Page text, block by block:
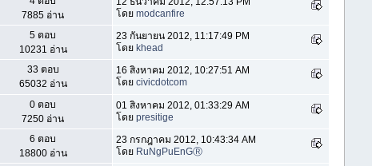
7885 อ่าน
โดย modcanfire
5 ตอบ
10231 อ่าน
23 กันยายน 2012, 11:17:49 PM
โดย khead
33 ตอบ
65032 อ่าน
16 สิงหาคม 2012, 10:27:51 AM
โดย civicdotcom
0 ตอบ
7250 อ่าน
01 สิงหาคม 2012, 01:33:29 AM
โดย presitige
6 ตอบ
18800 อ่าน
23 กรกฎาคม 2012, 10:43:34 AM
โดย RuNgPuEnGⓇ